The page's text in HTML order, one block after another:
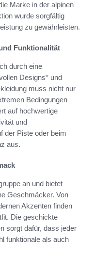
Marke in der alpinen
wurde sorgfältig
zu gewährleisten.
Funktionalität
durch eine
Designs* und
muss nicht nur
Bedingungen
auf hochwertige
und
der Piste oder beim
aus.
an und bietet
Geschmäcker. Von
Akzenten finden
Die geschickte
sorgt dafür, dass jeder
funktionale als auch